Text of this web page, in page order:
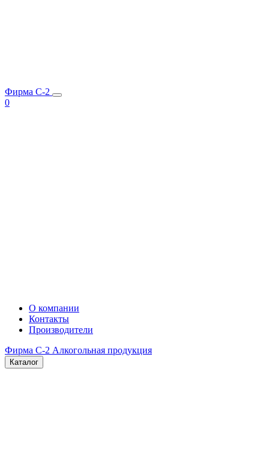
Фирма C-2
0
О компании
Контакты
Производители
Фирма C-2 Алкогольная продукция
Каталог